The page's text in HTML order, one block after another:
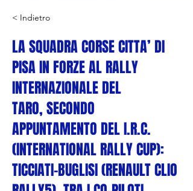
< Indietro
LA SQUADRA CORSE CITTA’ DI
PISA IN FORZE AL RALLY
INTERNAZIONALE DEL
TARO, SECONDO
APPUNTAMENTO DEL I.R.C.
(INTERNATIONAL RALLY CUP):
TICCIATI-BUGLISI (RENAULT CLIO